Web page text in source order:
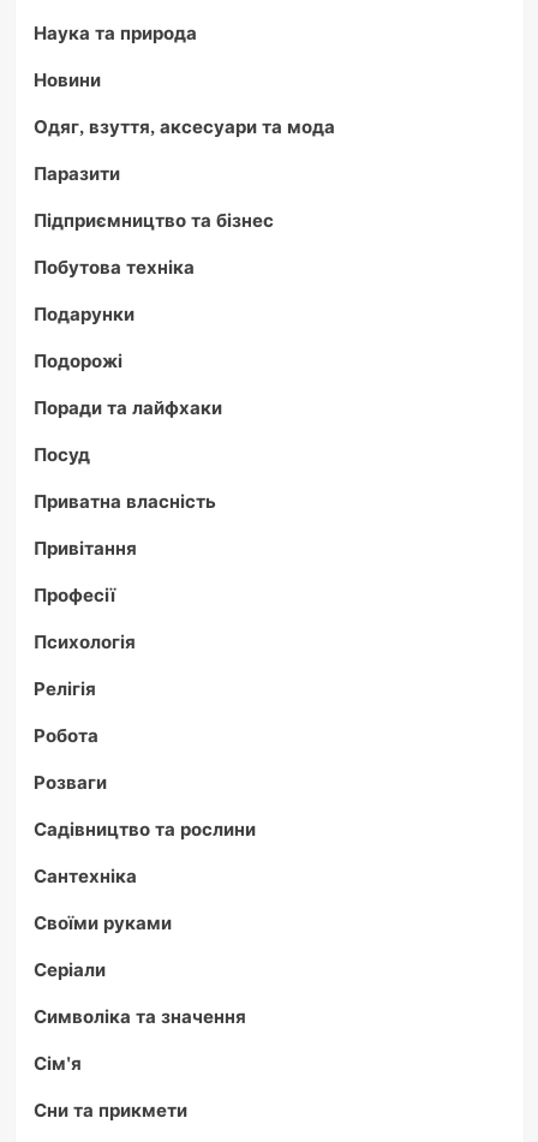
Наука та природа
Новини
Одяг, взуття, аксесуари та мода
Паразити
Підприємництво та бізнес
Побутова техніка
Подарунки
Подорожі
Поради та лайфхаки
Посуд
Приватна власність
Привітання
Професії
Психологія
Релігія
Робота
Розваги
Садівництво та рослини
Сантехніка
Своїми руками
Серіали
Символіка та значення
Сім'я
Сни та прикмети